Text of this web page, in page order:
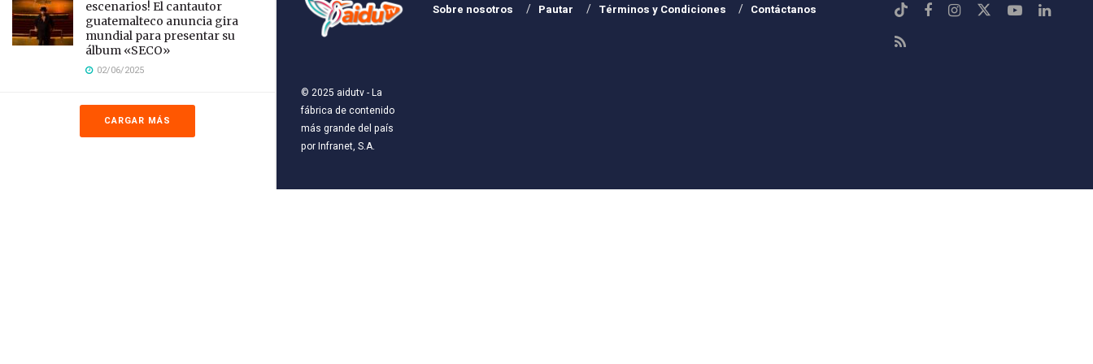
escenarios! El cantautor
guatemalteco anuncia gira
mundial para presentar su
álbum «SECO»
02/06/2025
CARGAR MÁS
© 2025 aidutv- La
fábrica de contenido
más grande del país
porInfranet, S.A.
Sobre nosotros Pautar Términos y Condiciones Contáctanos